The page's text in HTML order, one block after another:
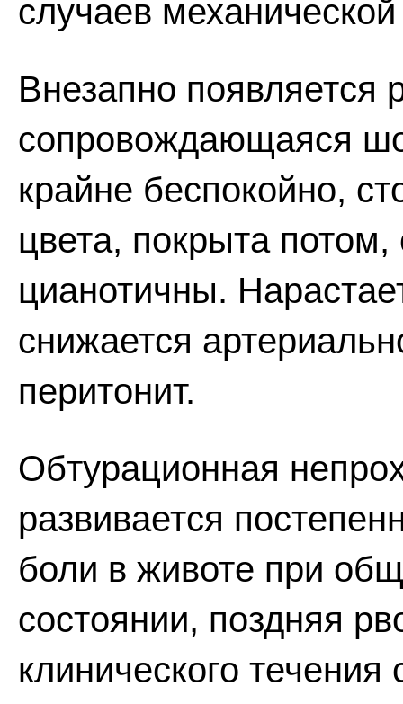
случаев
Внезапно появляется
сопровождающаяся
крайне беспокойно,
цвета, покрыта
цианотичны.
снижается
перитонит.
Обтурационная
развивается
боли в животе при
состоянии, поздняя
клинического